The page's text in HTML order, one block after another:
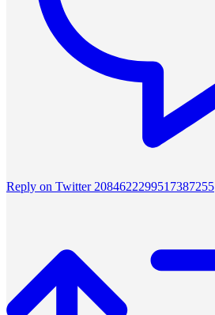
Reply on Twitter 2084622299517387255